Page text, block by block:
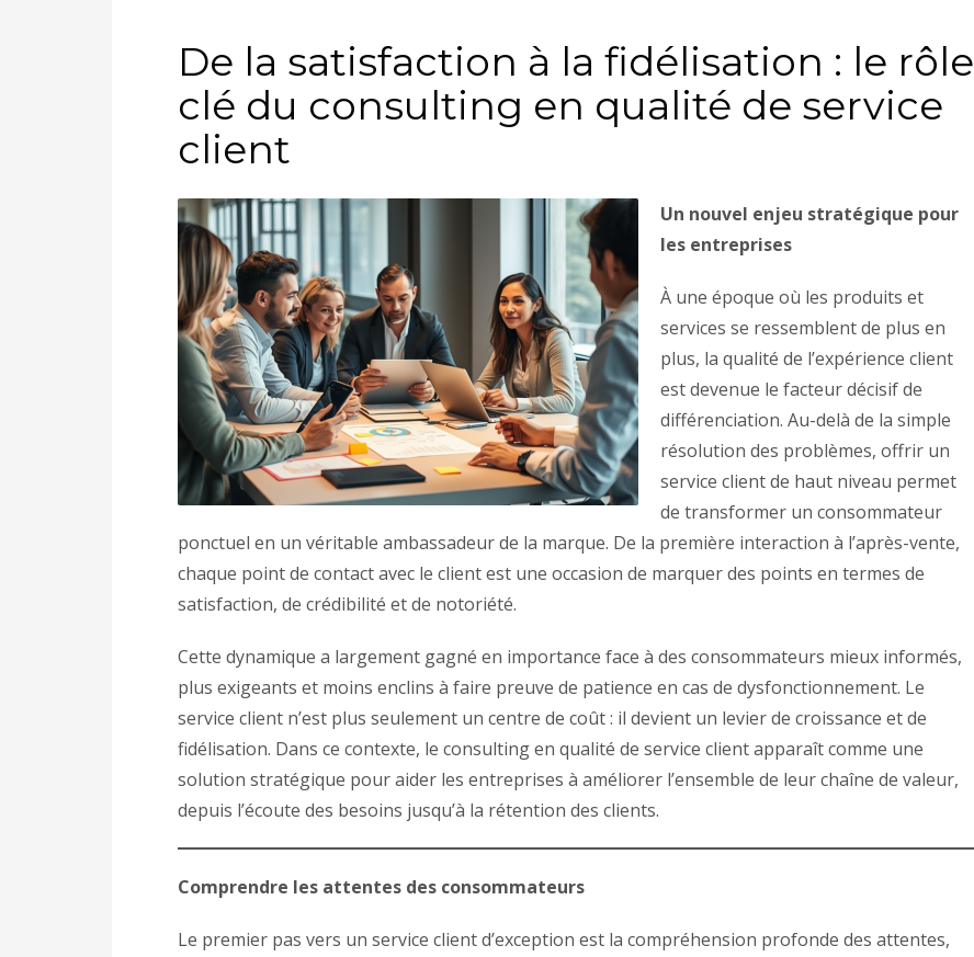
De la satisfaction à la fidélisation : le rôle
clé du consulting en qualité de service
client
Un nouvel enjeu stratégique pour
les entreprises
À une époque où les produits et
services se ressemblent de plus en
plus, la qualité de l’expérience client
est devenue le facteur décisif de
différenciation. Au-delà de la simple
résolution des problèmes, offrir un
service client de haut niveau permet
de transformer un consommateur
ponctuel en un véritable ambassadeur de la marque. De la première interaction à l’après-vente,
chaque point de contact avec le client est une occasion de marquer des points en termes de
satisfaction, de crédibilité et de notoriété.
Cette dynamique a largement gagné en importance face à des consommateurs mieux informés,
plus exigeants et moins enclins à faire preuve de patience en cas de dysfonctionnement. Le
service client n’est plus seulement un centre de coût : il devient un levier de croissance et de
fidélisation. Dans ce contexte, le consulting en qualité de service client apparaît comme une
solution stratégique pour aider les entreprises à améliorer l’ensemble de leur chaîne de valeur,
depuis l’écoute des besoins jusqu’à la rétention des clients.
Comprendre les attentes des consommateurs
Le premier pas vers un service client d’exception est la compréhension profonde des attentes,